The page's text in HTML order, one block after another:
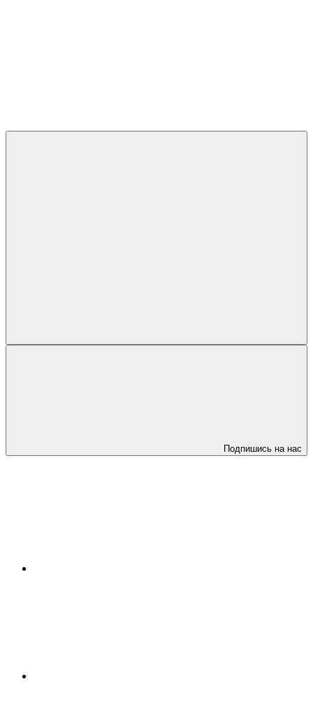
Подпишись на нас